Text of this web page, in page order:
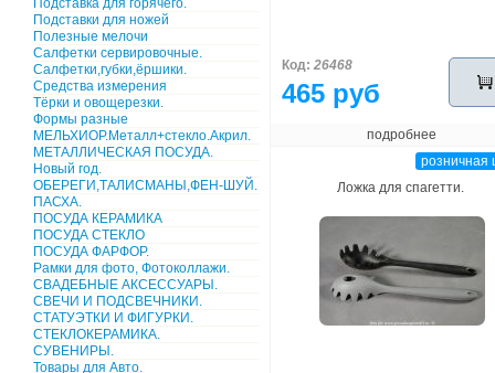
Подставка для горячего.
Подставки для ножей
Полезные мелочи
Салфетки сервировочные.
Салфетки,губки,ёршики.
Средства измерения
Тёрки и овощерезки.
Формы разные
МЕЛЬХИОР.Металл+стекло.Акрил.
МЕТАЛЛИЧЕСКАЯ ПОСУДА.
Новый год.
ОБЕРЕГИ,ТАЛИСМАНЫ,ФЕН-ШУЙ.
ПАСХА.
ПОСУДА КЕРАМИКА
ПОСУДА СТЕКЛО
ПОСУДА ФАРФОР.
Рамки для фото, Фотоколлажи.
СВАДЕБНЫЕ АКСЕССУАРЫ.
СВЕЧИ И ПОДСВЕЧНИКИ.
СТАТУЭТКИ И ФИГУРКИ.
СТЕКЛОКЕРАМИКА.
СУВЕНИРЫ.
Товары для Авто.
Код: 26468
465 руб
подробнее
розничная
Ложка для спагетти.